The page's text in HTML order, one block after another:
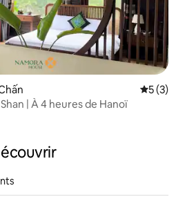
5 (3)
| À 4 heures de Hanoï